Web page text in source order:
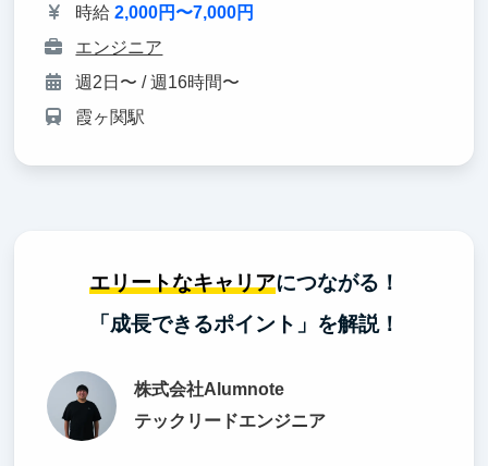
時給2,000円〜7,000円
エンジニア
週2日〜 / 週16時間〜
霞ヶ関駅
エリートなキャリアにつながる！
「成長できるポイント」を解説！
株式会社Alumnote
テックリードエンジニア